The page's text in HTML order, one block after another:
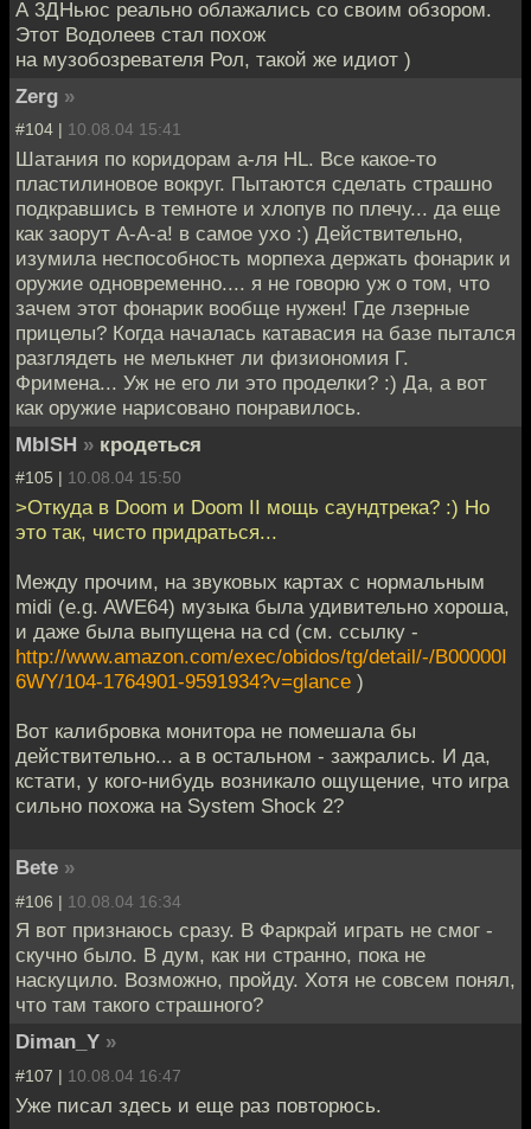
А 3ДНьюс реально облажались со своим обзором.
Этот Водолеев стал похож
на музобозревателя Рол, такой же идиот )
Zerg »
#104 | 10.08.04 15:41
Шатания по коридорам а-ля HL. Все какое-то
пластилиновое вокруг. Пытаются сделать страшно
подкравшись в темноте и хлопув по плечу... да еще
как заорут А-А-а! в самое ухо :) Действительно,
изумила неспособность морпеха держать фонарик и
оружие одновременно.... я не говорю уж о том, что
зачем этот фонарик вообще нужен! Где лзерные
прицелы? Когда началась катавасия на базе пытался
разглядеть не мелькнет ли физиономия Г.
Фримена... Уж не его ли это проделки? :) Да, а вот
как оружие нарисовано понравилось.
MblSH » кродеться
#105 | 10.08.04 15:50
>Откуда в Doom и Doom II мощь саундтрека? :) Но
это так, чисто придраться...
Между прочим, на звуковых картах с нормальным
midi (e.g. AWE64) музыка была удивительно хороша,
и даже была выпущена на cd (см. ссылку -
http://www.amazon.com/exec/obidos/tg/detail/-/B00000I
6WY/104-1764901-9591934?v=glance )
Вот калибровка монитора не помешала бы
действительно... а в остальном - зажрались. И да,
кстати, у кого-нибудь возникало ощущение, что игра
сильно похожа на System Shock 2?
Bete »
#106 | 10.08.04 16:34
Я вот признаюсь сразу. В Фаркрай играть не смог -
скучно было. В дум, как ни странно, пока не
наскуцило. Возможно, пройду. Хотя не совсем понял,
что там такого страшного?
Diman_Y »
#107 | 10.08.04 16:47
Уже писал здесь и еще раз повторюсь.